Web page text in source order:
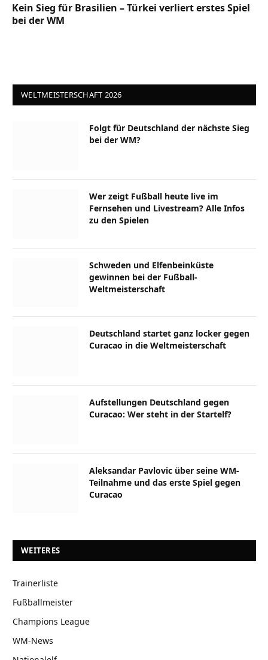
Kein Sieg für Brasilien – Türkei verliert erstes Spiel
bei der WM
WELTMEISTERSCHAFT 2026
Folgt für Deutschland der nächste Sieg
bei der WM?
Wer zeigt Fußball heute live im
Fernsehen und Livestream? Alle Infos
zu den Spielen
Schweden und Elfenbeinküste
gewinnen bei der Fußball-
Weltmeisterschaft
Deutschland startet ganz locker gegen
Curacao in die Weltmeisterschaft
Aufstellungen Deutschland gegen
Curacao: Wer steht in der Startelf?
Aleksandar Pavlovic über seine WM-
Teilnahme und das erste Spiel gegen
Curacao
WEITERES
Trainerliste
Fußballmeister
Champions League
WM-News